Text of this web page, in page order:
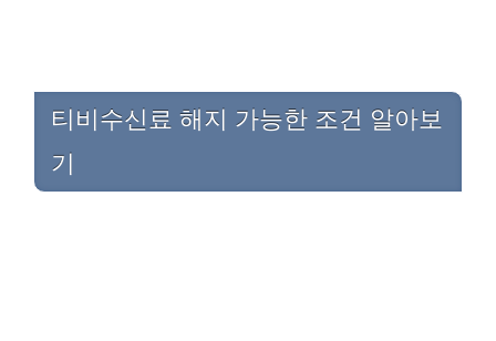
티비수신료 해지 가능한 조건 알아보
기